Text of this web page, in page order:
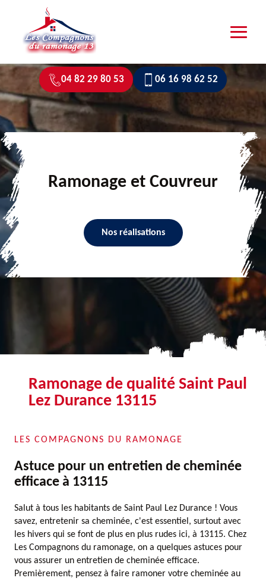
04 82 29 80 53 06 16 98 62 52
Ramonage et Couvreur
Nos réalisations
Ramonage de qualité Saint Paul
Lez Durance 13115
LES COMPAGNONS DU RAMONAGE
Astuce pour un entretien de cheminée
efficace à 13115
Salut à tous les habitants de Saint Paul Lez Durance ! Vous
savez, entretenir sa cheminée, c'est essentiel, surtout avec
les hivers qui se font de plus en plus rudes ici, à 13115. Chez
Les Compagnons du ramonage, on a quelques astuces pour
vous assurer un entretien de cheminée efficace.
Premièrement, pensez à faire ramoner votre cheminée au